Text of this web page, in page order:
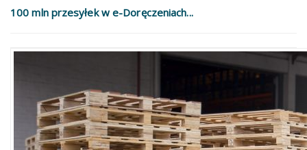
100 mln przesyłek w e-Doręczeniach...